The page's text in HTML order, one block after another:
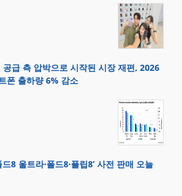
급 측 압박으로 시작된 시장 재편, 2026
폰 출하량 6% 감소
8 울트라·폴드8·플립8’ 사전 판매 오늘